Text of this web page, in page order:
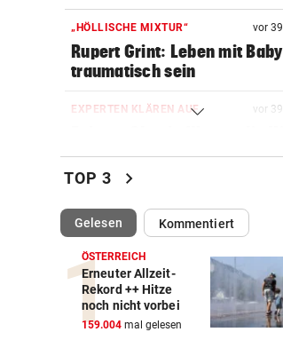
„HÖLLISCHE MIXTUR“ vor
Rupert Grint: Leben mit
traumatisch sein
EXPERTEN KLÄREN AUF vor
keine Messlüge ist
Messerstecher muss für zwei
Jahre ins Gefängnis
GELDKASSE GESTOHLEN vor
Einbruch bei Wasserrettung:
sind fassungslos“
TOP 3 chevron_right
Gelesen(ausgewählt)Kommentiert
ÖSTERREICH
Erneuter Allzeit-
Rekord ++ Hitze
noch nicht vorbei
159.004 mal gelesen